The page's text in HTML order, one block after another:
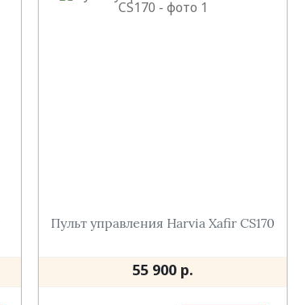
Пульт управления Harvia Xafir CS170
55 900 р.